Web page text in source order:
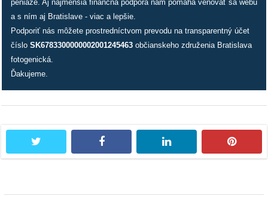
peniaze. Aj najmenšia finančná podpora nám pomáha venovať sa webu
a s ním aj Bratislave - viac a lepšie.
Podporiť nás môžete prostredníctvom prevodu na transparentný účet
číslo SK6783300000002001245463 občianskeho združenia Bratislava
fotogenická.
Ďakujeme.
facebook linkedin